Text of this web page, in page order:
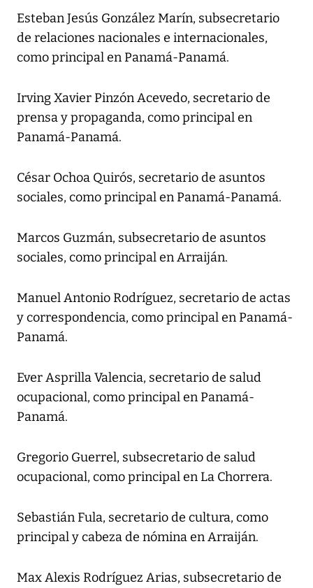
Esteban Jesús González Marín, subsecretario
de relaciones nacionales e internacionales,
como principal en Panamá-Panamá.
Irving Xavier Pinzón Acevedo, secretario de
prensa y propaganda, como principal en
Panamá-Panamá.
César Ochoa Quirós, secretario de asuntos
sociales, como principal en Panamá-Panamá.
Marcos Guzmán, subsecretario de asuntos
sociales, como principal en Arraiján.
Manuel Antonio Rodríguez, secretario de actas
y correspondencia, como principal en Panamá-
Panamá.
Ever Asprilla Valencia, secretario de salud
ocupacional, como principal en Panamá-
Panamá.
Gregorio Guerrel, subsecretario de salud
ocupacional, como principal en La Chorrera.
Sebastián Fula, secretario de cultura, como
principal y cabeza de nómina en Arraiján.
Max Alexis Rodríguez Arias, subsecretario de